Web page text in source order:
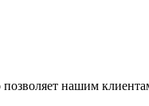
нашим